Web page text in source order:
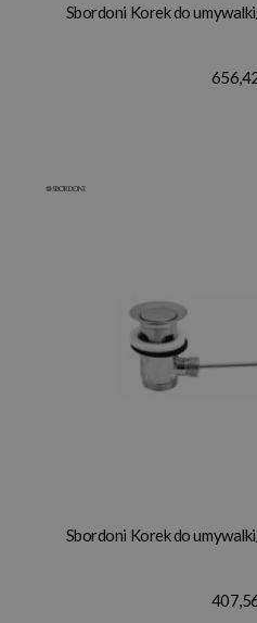
Sbordoni Korek do
Sbordoni Korek do